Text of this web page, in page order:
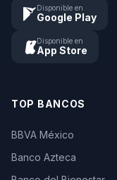
Disponible en
Google Play
Disponible en
App Store
TOP BANCOS
BBVA México
Banco Azteca